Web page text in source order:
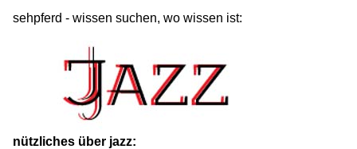
sehpferd - wissen suchen, wo wissen ist:
nützliches über jazz: